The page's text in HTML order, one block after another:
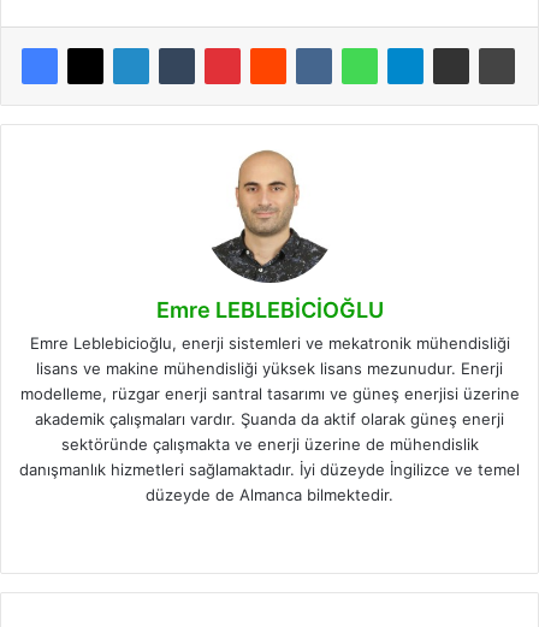
Emre LEBLEBİCİOĞLU
Emre Leblebicioğlu, enerji sistemleri ve mekatronik mühendisliği
lisans ve makine mühendisliği yüksek lisans mezunudur. Enerji
modelleme, rüzgar enerji santral tasarımı ve güneş enerjisi üzerine
akademik çalışmaları vardır. Şuanda da aktif olarak güneş enerji
sektöründe çalışmakta ve enerji üzerine de mühendislik
danışmanlık hizmetleri sağlamaktadır. İyi düzeyde İngilizce ve temel
düzeyde de Almanca bilmektedir.